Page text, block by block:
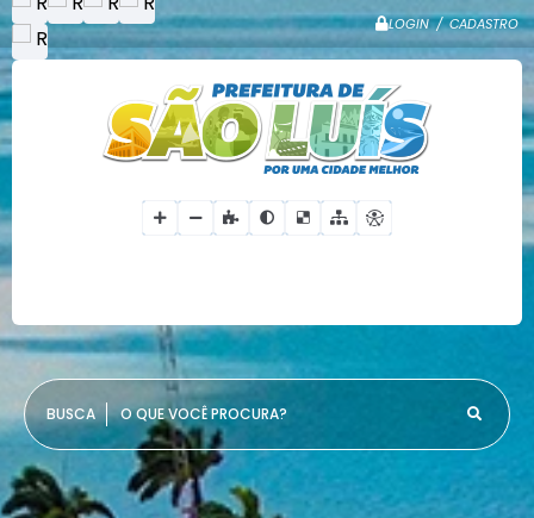
LOGIN / CADASTRO
O QUE VOCÊ PROCURA?